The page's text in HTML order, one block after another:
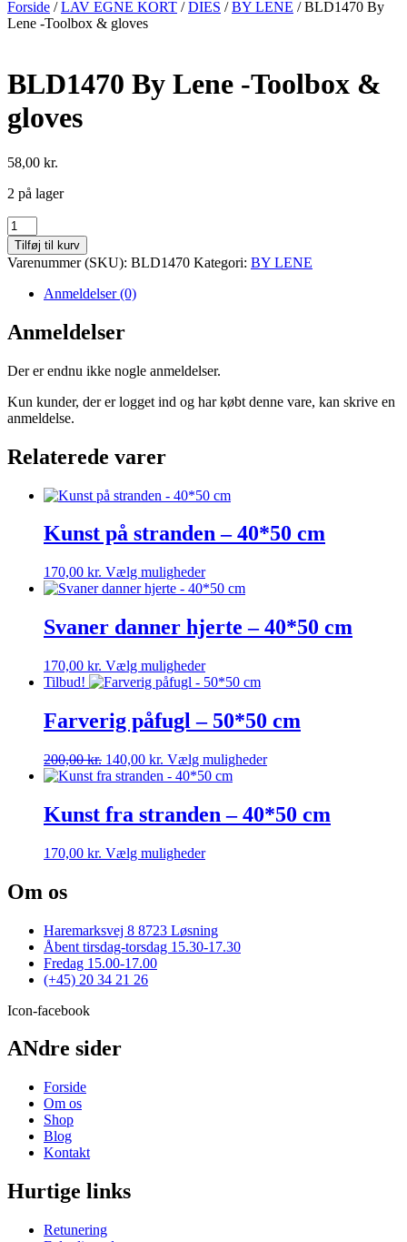
Forside /LAV EGNE KORT /DIES /BY LENE / BLD1470 By
Lene -Toolbox & gloves
BLD1470 By Lene -Toolbox &
gloves
58,00 kr.
2 på lager
BLD1470
By
Lene
Toolbox
gloves
antal
Tilføj til kurv
Varenummer (SKU): BLD1470 Kategori: BY LENE
Anmeldelser (0)
Anmeldelser
Der er endnu ikke nogle anmeldelser.
Kun kunder, der er logget ind og har købt denne vare, kan skrive en
anmeldelse.
Relaterede varer
Kunst på stranden – 40*50 cm
170,00 kr. Vælg mulighederDette
vare
flere
varianter.
kan
vælges
varesiden
Svaner danner hjerte – 40*50 cm
170,00 kr. Vælg mulighederDette
vare
flere
varianter.
kan
vælges
varesiden
Tilbud!
Farverig påfugl – 50*50 cm
200,00kr. Den
oprindelige
var:
200,00 kr..
140,00 kr. Den
aktuelle
140,00 kr..
Vælg mulighederDette
flere
varianter.
Kunst fra stranden – 40*50 cm
170,00 kr. Vælg mulighederDette
Mulighederne
kan
Om os
Haremarksvej 8 8723 Løsning
Åbent tirsdag-torsdag 15.30-17.30
Fredag 15.00-17.00
(+45) 20 34 21 26
Icon-facebook
ANdre sider
Forside
Om os
Shop
Blog
Kontakt
Hurtige links
Retunering